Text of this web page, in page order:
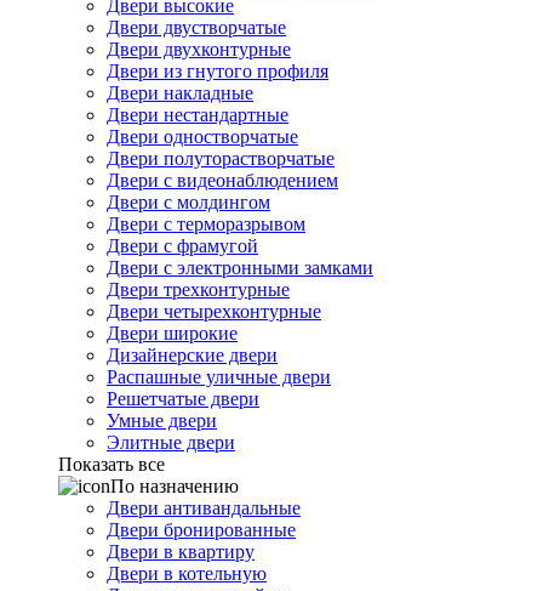
Двери высокие
Двери двустворчатые
Двери двухконтурные
Двери из гнутого профиля
Двери накладные
Двери нестандартные
Двери одностворчатые
Двери полуторастворчатые
Двери с видеонаблюдением
Двери с молдингом
Двери с терморазрывом
Двери с фрамугой
Двери с электронными замками
Двери трехконтурные
Двери четырехконтурные
Двери широкие
Дизайнерские двери
Распашные уличные двери
Решетчатые двери
Умные двери
Элитные двери
Показать все
По назначению
Двери антивандальные
Двери бронированные
Двери в квартиру
Двери в котельную